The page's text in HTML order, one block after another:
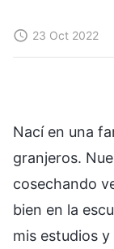
23 Oct 2022
Nací en una
granjeros.
cosechando
bien en la
mis estudios